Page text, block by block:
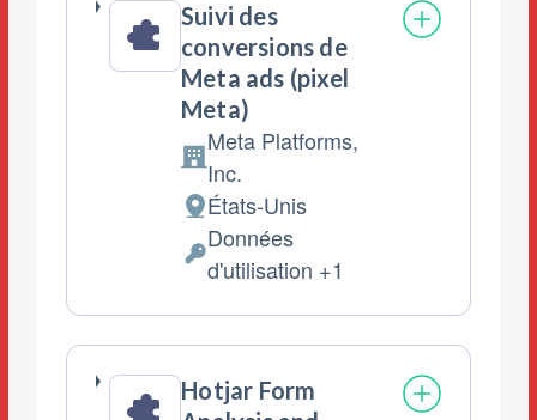
Suivi des
conversions de
Meta ads (pixel
Meta)
Entreprise:
Meta Platforms,
Inc.
Lieu
de
traitement
:
États-Unis
Données
Données
d'utilisation +1
Hotjar Form